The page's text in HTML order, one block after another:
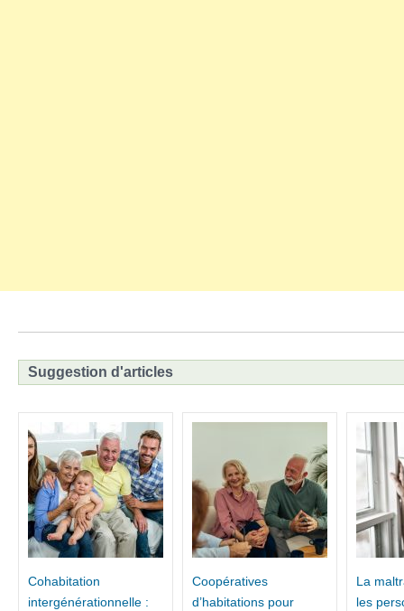
Suggestion d'articles
Cohabitation
intergénérationnelle :
Coopératives
d’habitations pour
La
les